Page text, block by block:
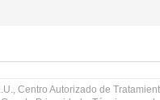
Centro Autorizado de